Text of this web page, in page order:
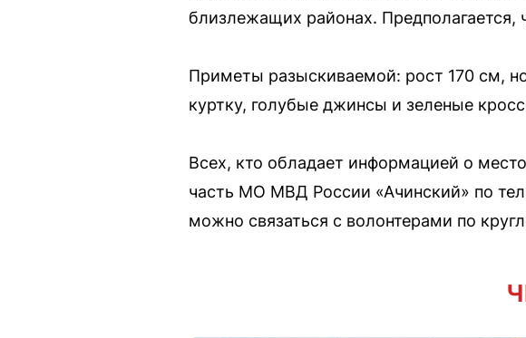
близлежащих районах. Предполагается,
Приметы разыскиваемой: рост 170 см,
куртку, голубые джинсы и зеленые
Всех, кто обладает информацией о
часть МО МВД России «Ачинский» по
можно связаться с волонтерами по